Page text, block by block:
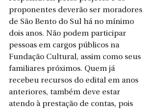
proponentes deverão ser moradores
de São Bento do Sul há no mínimo
dois anos. Não podem participar
pessoas em cargos públicos na
Fundação Cultural, assim como seus
familiares próximos. Quem já
recebeu recursos do edital em anos
anteriores, também deve estar
atendo à prestação de contas, pois